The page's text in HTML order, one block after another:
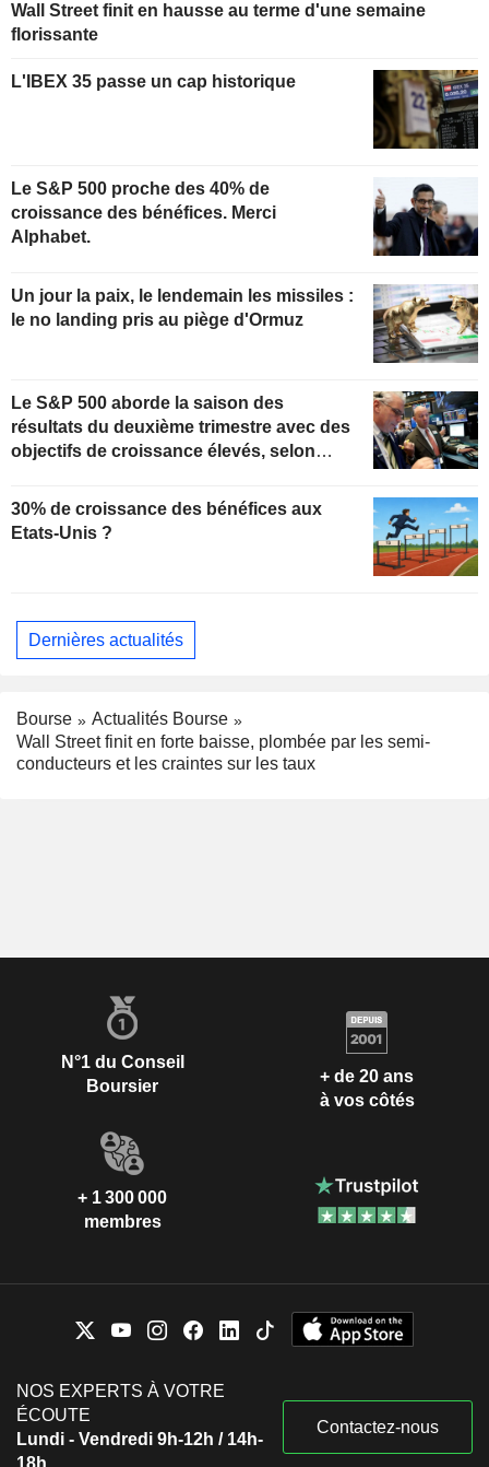
Wall Street finit en hausse au terme d'une semaine
florissante
L'IBEX 35 passe un cap historique
Le S&P 500 proche des 40% de
croissance des bénéfices. Merci
Alphabet.
Un jour la paix, le lendemain les missiles :
le no landing pris au piège d'Ormuz
Le S&P 500 aborde la saison des
résultats du deuxième trimestre avec des
objectifs de croissance élevés, selon
30% de croissance des bénéfices aux
Etats-Unis ?
Dernières actualités
Bourse
Actualités Bourse
Wall Street finit en forte baisse, plombée par les semi-
conducteurs et les craintes sur les taux
N°1 du Conseil
Boursier
+ de 20 ans
à vos côtés
+ 1 300 000
membres
NOS EXPERTS À VOTRE
ÉCOUTE
Lundi - Vendredi 9h-12h / 14h-
Contactez-nous